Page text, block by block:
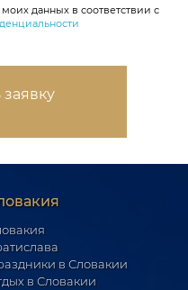
данных в соответствии с
в Словакии
в Словакии